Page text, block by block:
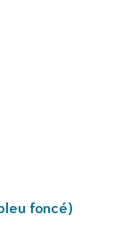
foncé)